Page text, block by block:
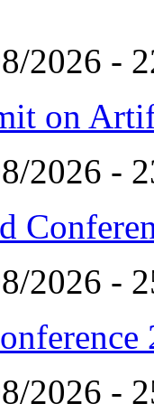
2026 -
on
2026 -
2026 -
2026 -